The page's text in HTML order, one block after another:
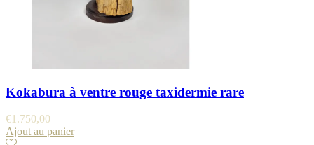
Kokabura à ventre rouge taxidermie rare
€1.750,00
Ajout au panier